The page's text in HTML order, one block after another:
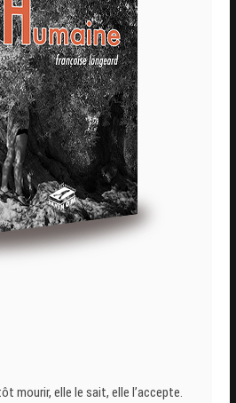
mourir, elle le sait, elle l’accepte.